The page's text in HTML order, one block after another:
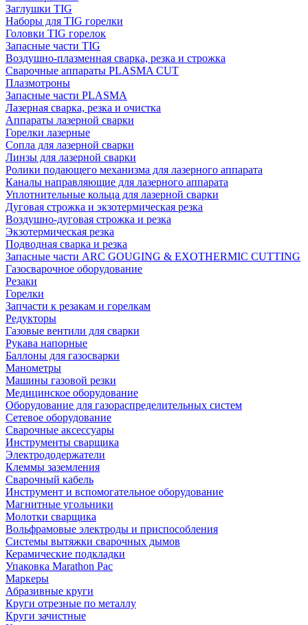
Заглушки TIG
Наборы для TIG горелки
Головки TIG горелок
Запасные части TIG
Воздушно-плазменная сварка, резка и строжка
Сварочные аппараты PLASMA CUT
Плазмотроны
Запасные части PLASMA
Лазерная сварка, резка и очистка
Аппараты лазерной сварки
Горелки лазерные
Сопла для лазерной сварки
Линзы для лазерной сварки
Ролики подающего механизма для лазерного аппарата
Каналы направляющие для лазерного аппарата
Уплотнительные кольца для лазерной сварки
Дуговая строжка и экзотермическая резка
Воздушно-дуговая строжка и резка
Экзотермическая резка
Подводная сварка и резка
Запасные части ARC GOUGING & EXOTHERMIC CUTTING
Газосварочное оборудование
Резаки
Горелки
Запчасти к резакам и горелкам
Редукторы
Газовые вентили для сварки
Рукава напорные
Баллоны для газосварки
Манометры
Машины газовой резки
Медицинское оборудование
Оборудование для газораспределительных систем
Сетевое оборудование
Сварочные аксессуары
Инструменты сварщика
Электрододержатели
Клеммы заземления
Сварочный кабель
Инструмент и вспомогательное оборудование
Магнитные угольники
Молотки сварщика
Вольфрамовые электроды и приспособления
Системы вытяжки сварочных дымов
Керамические подкладки
Упаковка Marathon Pac
Маркеры
Абразивные круги
Круги отрезные по металлу
Круги зачистные